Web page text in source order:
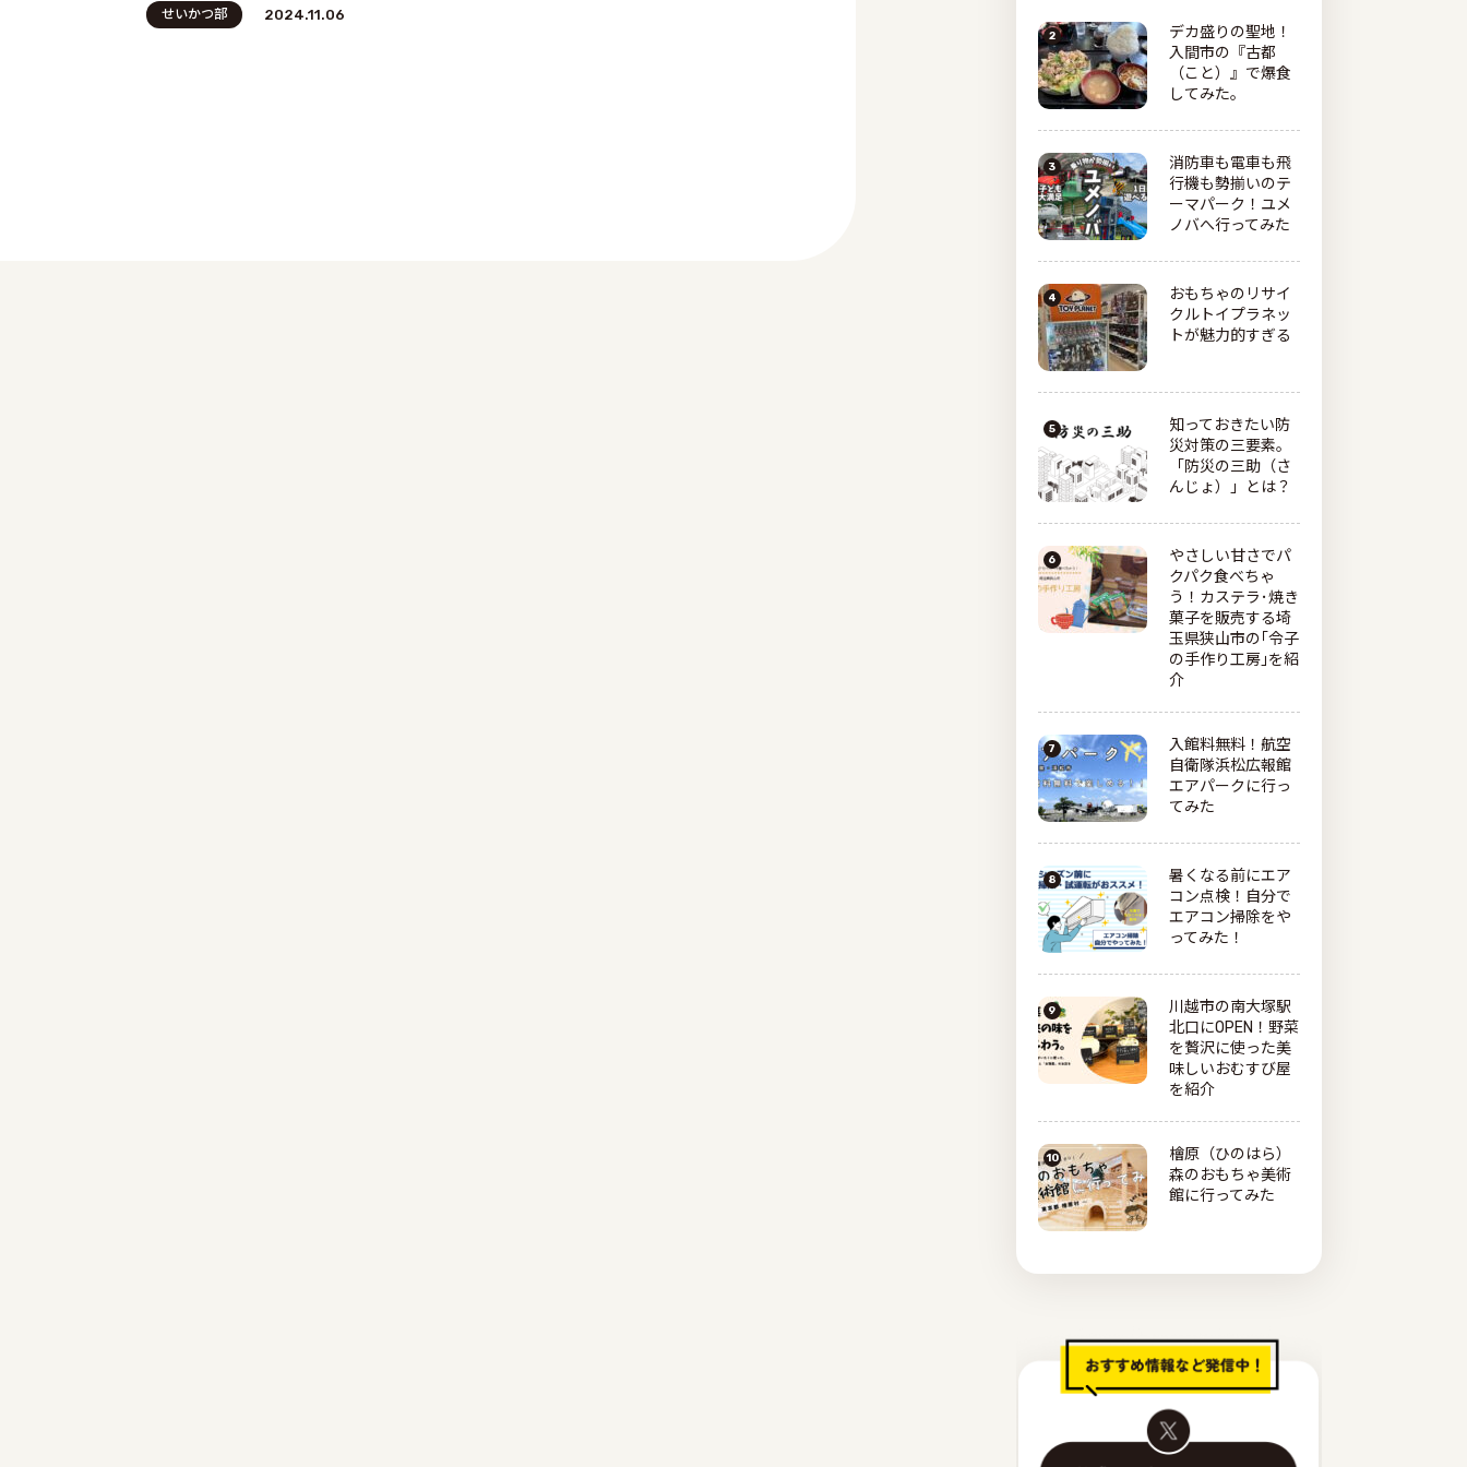
せいかつ部 2024.11.06
デカ盛りの聖地！
入間市の『古都
（こと）』で爆食
してみた。
消防車も電車も飛
行機も勢揃いのテ
ーマパーク！ユメ
ノバへ行ってみた
おもちゃのリサイ
クルトイプラネッ
トが魅力的すぎる
知っておきたい防
災対策の三要素。
「防災の三助（さ
んじょ）」とは？
やさしい甘さでパ
クパク食べちゃ
う！カステラ･焼き
菓子を販売する埼
玉県狭山市の｢令子
の手作り工房｣を紹
介
入館料無料！航空
自衛隊浜松広報館
エアパークに行っ
てみた
暑くなる前にエア
コン点検！自分で
エアコン掃除をや
ってみた！
川越市の南大塚駅
北口にOPEN！野菜
を贅沢に使った美
味しいおむすび屋
を紹介
檜原（ひのはら）
森のおもちゃ美術
館に行ってみた